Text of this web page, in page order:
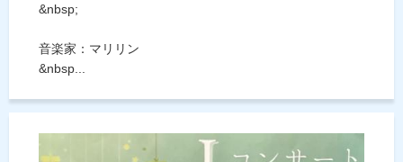
&nbsp;
音楽家：マリリン
&nbsp...